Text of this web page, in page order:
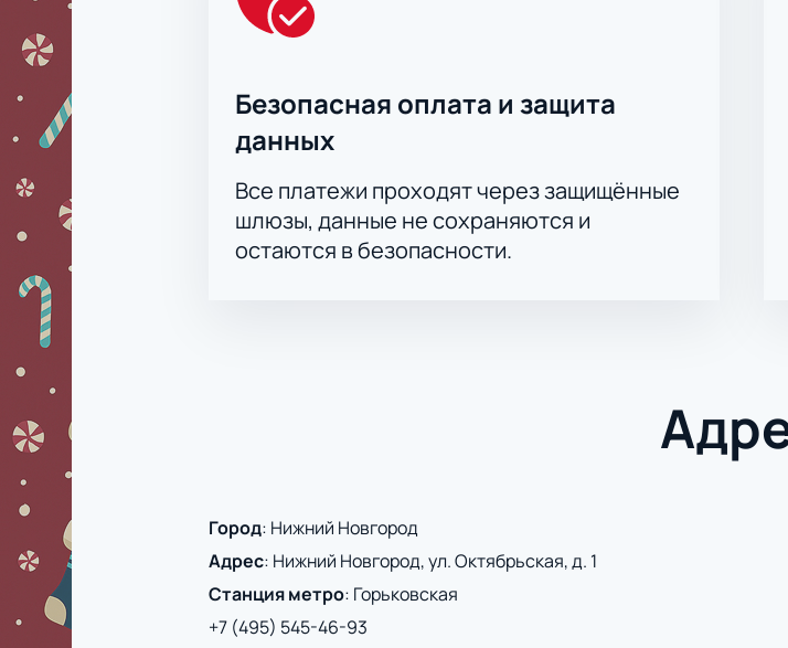
Безопасная оплата и защита
данных
Все платежи проходят через защищённые
шлюзы, данные не сохраняются и
остаются в безопасности.
Город: Нижний Новгород
Адрес: Нижний Новгород, ул. Октябрьская, д. 1
Станция метро: Горьковская
+7 (495) 545-46-93